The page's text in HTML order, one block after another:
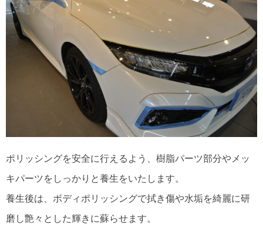
ポリッシングを安全に行えるよう、樹脂パーツ部分やメッ
キパーツをしっかりと養生をいたします。
養生後は、ボディポリッシングで拭き傷や水垢を綺麗に研
磨し艶々とした輝きに蘇らせます。